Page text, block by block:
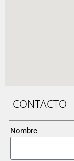
CONTACTO
Nombre